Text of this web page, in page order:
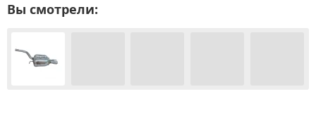
Вы смотрели: